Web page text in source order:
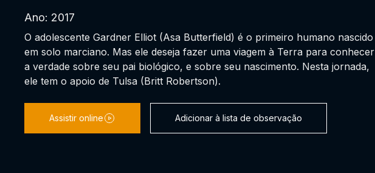
Ano: 2017
O adolescente Gardner Elliot (Asa Butterfield) é o primeiro humano nascido
em solo marciano. Mas ele deseja fazer uma viagem à Terra para conhecer
a verdade sobre seu pai biológico, e sobre seu nascimento. Nesta jornada,
ele tem o apoio de Tulsa (Britt Robertson).
Assistir online Adicionar à lista de observação